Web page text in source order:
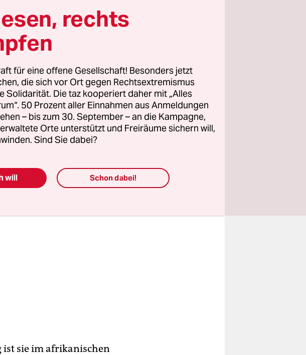
am 20. November 2018 in
der somalischen Al
auf Samstag endlich
mit den Bildern ihrer
auf, empfangen vom
Luigi Di
zeigten eine junge
sie im afrikanischen
rechts
für eine offene Gesellschaft! Besonders jetzt
die sich vor Ort gegen Rechtsextremismus
Solidarität. Die taz kooperiert daher mit „Alles
50 Prozent aller Einnahmen aus Anmeldungen
– bis zum 30. September – an die Kampagne,
Orte unterstützt und Freiräume sichern will,
Sind Sie dabei?
will Schon dabei!